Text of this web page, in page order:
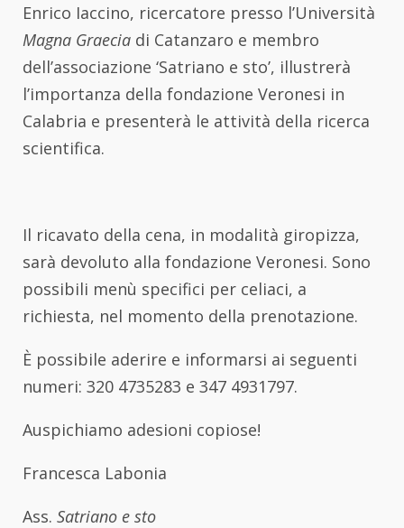
Enrico Iaccino, ricercatore presso l’Università
Magna Graecia di Catanzaro e membro
dell’associazione ‘Satriano e sto’, illustrerà
l’importanza della fondazione Veronesi in
Calabria e presenterà le attività della ricerca
scientifica.
Il ricavato della cena, in modalità giropizza,
sarà devoluto alla fondazione Veronesi. Sono
possibili menù specifici per celiaci, a
richiesta, nel momento della prenotazione.
È possibile aderire e informarsi ai seguenti
numeri: 320 4735283 e 347 4931797.
Auspichiamo adesioni copiose!
Francesca Labonia
Ass. Satriano e sto